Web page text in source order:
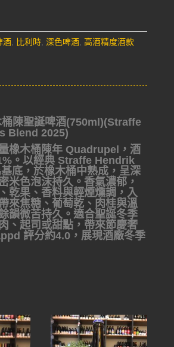
酒, 比利時, 深色啤酒, 高酒精度酒款
桶陳聖誕啤酒(750ml)(Straffe
Blend 2025)
橡木桶陳年 Quadrupel，酒
。以經典 Straffe Hendrik
底，於橡木桶中熟成，呈深
米色泡沫持久。香氣濃郁，
乾果、香料與輕煙燻調，入
來焦糖、葡萄乾、肉桂與溫
韻微苦持久。適合聖誕冬季
、起司或甜點，帶來節慶奢
評分約4.0，展現酒廠冬季